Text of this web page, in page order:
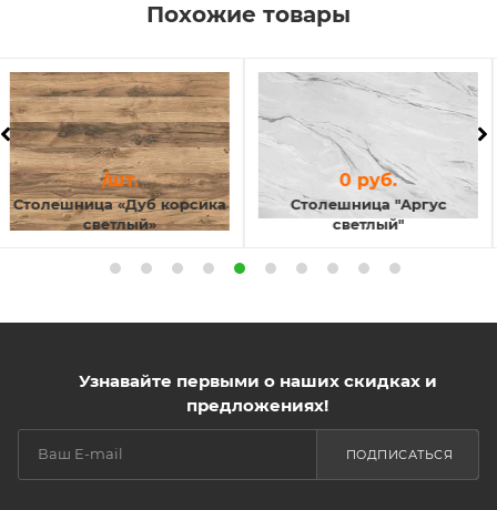
Похожие товары
Столешница "Аргус
светлый"
0 руб.
Столешница «Дуб
бунратти»
/шт.
Узнавайте первыми о наших скидках и
предложениях!
ПОДПИСАТЬСЯ